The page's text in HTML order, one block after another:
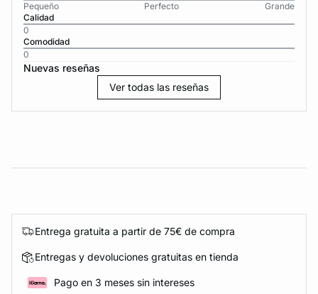
Pequeño
Perfecto
Grande
Calidad
0
Comodidad
0
Nuevas reseñas
Ver todas las reseñas
Entrega gratuita a partir de 75€ de compra
Entregas y devoluciones gratuitas en tienda
Pago en 3 meses sin intereses